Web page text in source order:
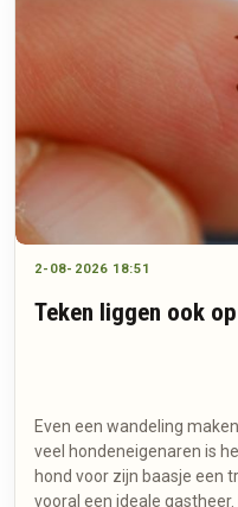
2-08-2026 18:51
Teken liggen ook
Even een wandeling
veel hondeneigenaren is
hond voor zijn baasje een
vooral een ideale